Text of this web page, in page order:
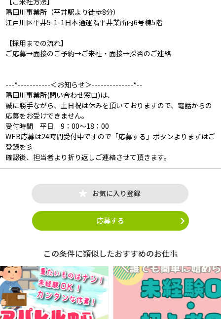
隅田川事業所（平井駅より徒歩8分）
江戸川区平井5-1-1日本通運隅平井業所内6号棟5階
【採用までの流れ】
ご応募→面接のご予約→ご来社・面接→採否のご連絡
---*-----------＜お知らせ＞--------------*--
隅田川事業所(問い合わせ窓口)は、
誠に勝手ながら、土日祝は休みを頂いておりますので、電話からの
応募をお受けできません。
受付時間 平日 9：00～18：00
WEB応募は24時間受付中ですので「応募する」ボタンよりまずはご
登録を彡
確認後、担当者より折り返しご連絡させて頂きます。
お気に入り登録
応募する
この条件に類似したおすすめのお仕事